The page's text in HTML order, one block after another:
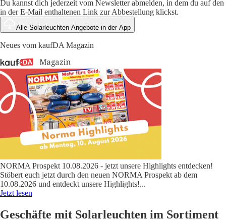
Du kannst dich jederzeit vom Newsletter abmelden, in dem du auf den
in der E-Mail enthaltenen Link zur Abbestellung klickst.
Alle Solarleuchten Angebote in der App
Neues vom kaufDA Magazin
NORMA Prospekt 10.08.2026 - jetzt unsere Highlights entdecken!
Stöbert euch jetzt durch den neuen NORMA Prospekt ab dem
10.08.2026 und entdeckt unsere Highlights!...
Jetzt lesen
Geschäfte mit Solarleuchten im Sortiment